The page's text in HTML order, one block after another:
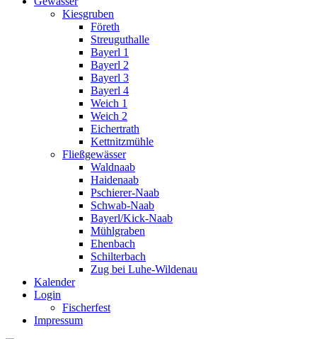
Kiesgruben
Företh
Streuguthalle
Bayerl 1
Bayerl 2
Bayerl 3
Bayerl 4
Weich 1
Weich 2
Eichertrath
Kettnitzmühle
Fließgewässer
Waldnaab
Haidenaab
Pschierer-Naab
Schwab-Naab
Bayerl/Kick-Naab
Mühlgraben
Ehenbach
Schilterbach
Zug bei Luhe-Wildenau
Kalender
Login
Fischerfest
Impressum